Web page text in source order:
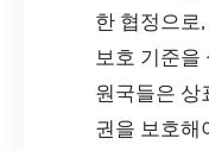
한 협정으로
보호 기준을
원국들은 상
권을 보호해